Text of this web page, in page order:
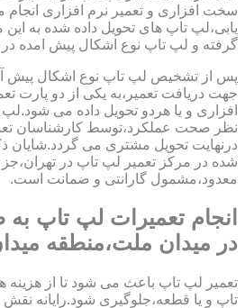
سخت افزاری و تعمیر نرم افزاری انجام
یابی،لپ تاپ های تحویل داده شده به
گرفته و لپ تاپ نوع اشکال پیش امده در
پس از تشخیص لپ تاپ نوع اشکال پیش
جهت دریافت تعمیر،به یکی از دو پارت
افزاری و یا هردو تحویل داده می شود.لپ
نظر صحت عملکرد،توسط کارشناسان
درنهایت تحویل مشتری می گردد.شایان
شده در مرکز تعمیر لپ تاپ در
معدود،مشمول گارانتی و ضمانت است.
انجام تعمیرات لپ تاپ
در میدان ملت،منطقه
تعمیر لپ تاپ باعث می شود تا از هزینه
تاپ و یا قطعه،جلوگیری شود.رایانه